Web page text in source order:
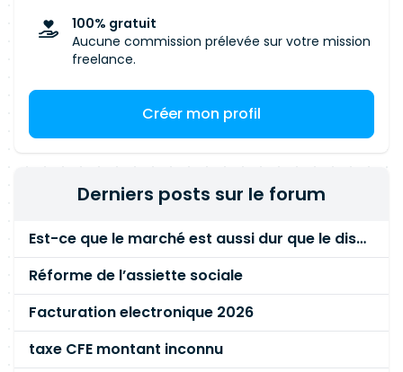
100% gratuit
Aucune commission prélevée sur votre mission
freelance.
Créer mon profil
Derniers posts sur le forum
Est-ce que le marché est aussi dur que le disent les commerciaux ?
Réforme de l’assiette sociale
Facturation electronique 2026
taxe CFE montant inconnu